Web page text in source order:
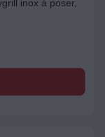
inox à poser,